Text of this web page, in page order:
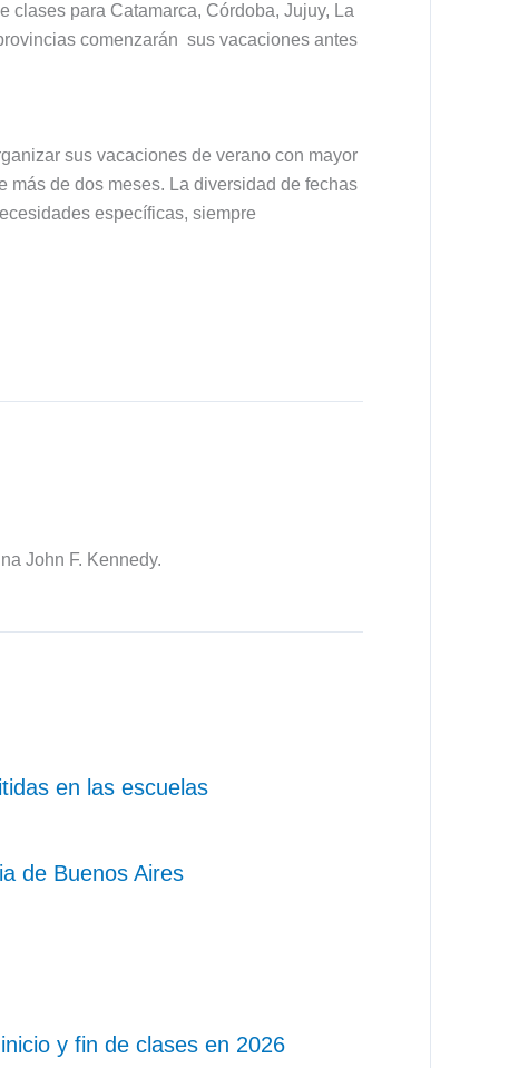
clases para Catamarca, Córdoba, Jujuy, La
comenzarán sus vacaciones antes
sus vacaciones de verano con mayor
más de dos meses. La diversidad de fechas
específicas, siempre
John F. Kennedy.
en las escuelas
de Buenos Aires
y fin de clases en 2026